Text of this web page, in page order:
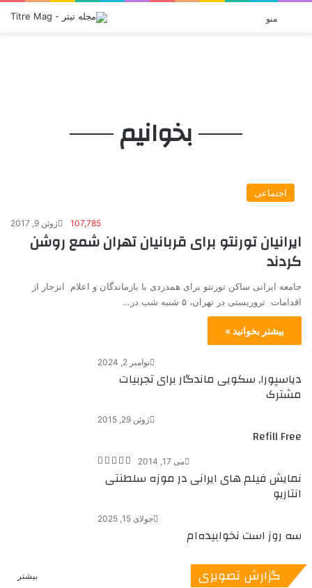
منو
بخوانیم
اجتماعی
ژوئن 9, 2017
ایرانیان تورنتو برای قربانیان تهران شمع روشن
کردند
جامعه ایرانی ساکن تورنتو برای همدردی با بازماندگان و اعلام انزجار از
اقدامات تروریستی در تهران، ۵ شنبه شب در…
بیشتر بخوانید »
نوامبر 2, 2024
دیاسپورا, سکویی ماندگار برای تجربیات
مشترک
ژوئن 29, 2015
Refill Free
می 17, 2014
نمایش فیلم های ایرانی در موزه سلطنتی
انتاریو
جولای 15, 2025
سه روز است نخوابیده‌ام
گزارش تصویری بیشتر